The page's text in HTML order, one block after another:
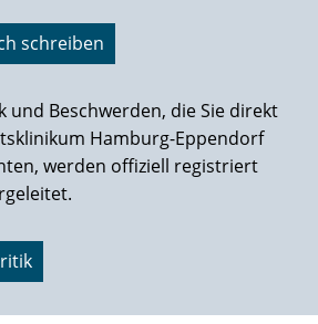
schreiben
und Beschwerden, die Sie direkt
Hamburg-Eppendorf
werden offiziell registriert